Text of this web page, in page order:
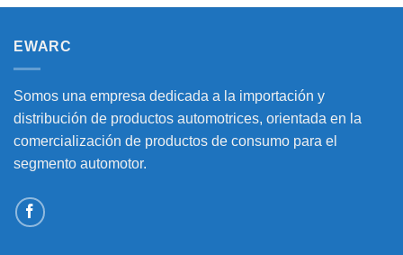
EWARC
Somos una empresa dedicada a la importación y
distribución de productos automotrices, orientada en la
comercialización de productos de consumo para el
segmento automotor.